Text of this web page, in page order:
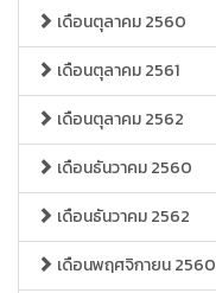
เดือนตุลาคม 2560
เดือนตุลาคม 2561
เดือนตุลาคม 2562
เดือนธันวาคม 2560
เดือนธันวาคม 2562
เดือนพฤศจิกายน 2560